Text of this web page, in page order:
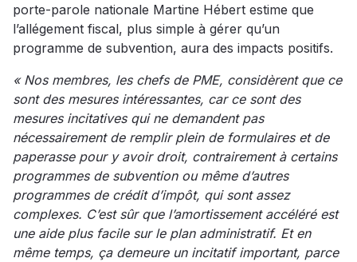
porte-parole nationale Martine Hébert estime que
l’allégement fiscal, plus simple à gérer qu’un
programme de subvention, aura des impacts positifs.
« Nos membres, les chefs de PME, considèrent que ce
sont des mesures intéressantes, car ce sont des
mesures incitatives qui ne demandent pas
nécessairement de remplir plein de formulaires et de
paperasse pour y avoir droit, contrairement à certains
programmes de subvention ou même d’autres
programmes de crédit d’impôt, qui sont assez
complexes. C’est sûr que l’amortissement accéléré est
une aide plus facile sur le plan administratif. Et en
même temps, ça demeure un incitatif important, parce